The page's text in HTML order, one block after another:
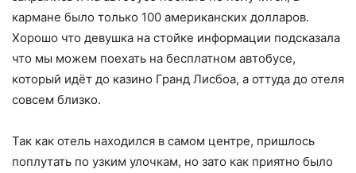
кармане было только 100 американских долларов.
Хорошо что девушка на стойке информации подсказала
что мы можем поехать на бесплатном автобусе,
который идёт до казино Гранд Лисбоа, а оттуда до отеля
совсем близко.
Так как отель находился в самом центре, пришлось
поплутать по узким улочкам, но зато как приятно было